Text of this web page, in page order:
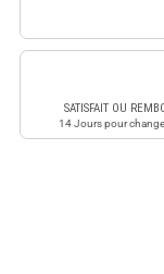
SATISFAIT OU
14 Jours pour